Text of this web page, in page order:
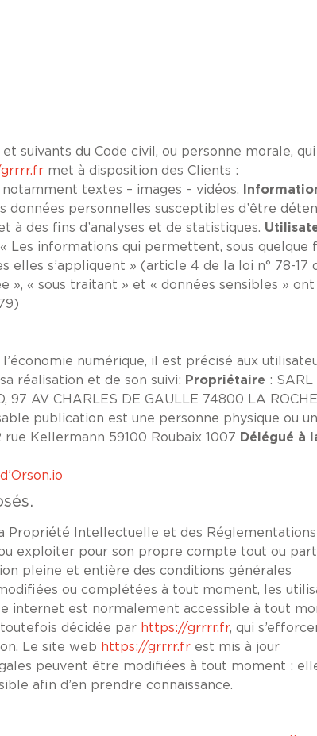
suivants du Code civil, ou personne morale,
met à disposition des Clients :
textes – images – vidéos.
personnelles susceptibles d’être
des fins d’analyses et de statistiques.
« Les informations qui permettent, sous quelque
elles s’appliquent » (article 4 de la loi n° 78-17
», « sous traitant » et « données sensibles » ont
numérique, il est précisé aux
réalisation et de son suivi: Propriétaire : SARL
97 AV CHARLES DE GAULLE 74800 LA
publication est une personne physique ou
rue Kellermann 59100 Roubaix 1007 Délégué à
Propriété Intellectuelle et des Réglementations
exploiter pour son propre compte tout ou
pleine et entière des conditions générales
ou complétées à tout moment, les
internet est normalement accessible à tout
décidée par https://grrrr.fr, qui
Le site web https://grrrr.fr est mis à jour
peuvent être modifiées à tout moment :
afin d’en prendre connaissance.